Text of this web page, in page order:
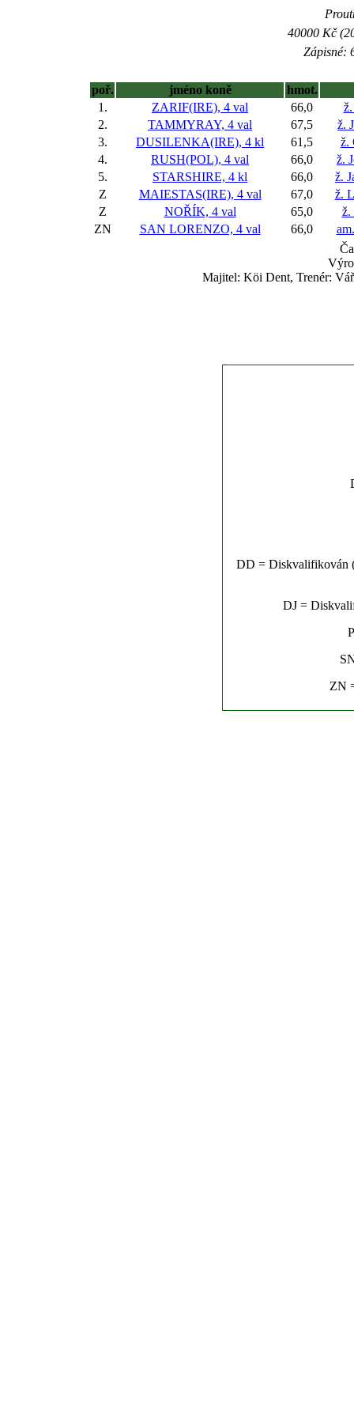
40000 Kč
Zápisné:
poř. jméno koně
hmot.
1.
ZARIF(IRE), 4 val 66,0
2.
TAMMYRAY, 4 val 67,5
ž.
3.
DUSILENKA(IRE), 4 kl 61,5
ž.
4.
RUSH(POL), 4 val 66,0
ž.
5.
STARSHIRE, 4 kl 66,0
ž.
Z
MAIESTAS(IRE), 4 val 67,0
ž.
Z
NOŘÍK, 4 val 65,0
ž.
ZN
SAN LORENZO, 4 val 66,0
Majitel: Köi Dent, Trenér:
DD = Diskvalifikován
DJ =
ZN